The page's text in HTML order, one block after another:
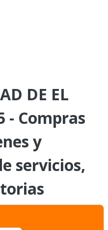
DE EL
- Compras
y
servicios,